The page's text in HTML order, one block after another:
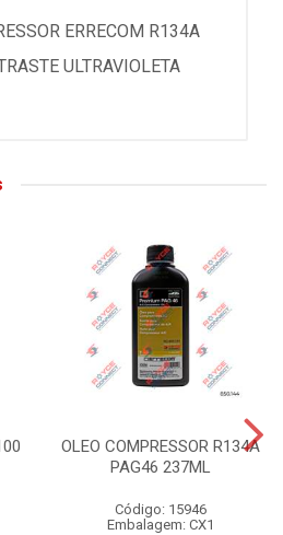
ERRECOM R134A
ULTRAVIOLETA
OLEO COMPRESSOR R134A
PAG46 237ML
Código: 15946
Embalagem: CX1